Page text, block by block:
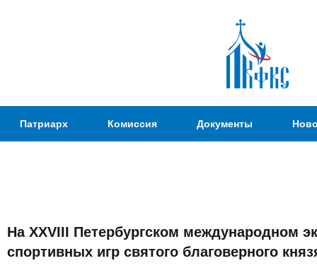
Патриаршая
Комиссия
спорта
Патриарх Комиссия Документы
здесь
На XXVIII Петербургском международном
спортивных игр святого благоверного